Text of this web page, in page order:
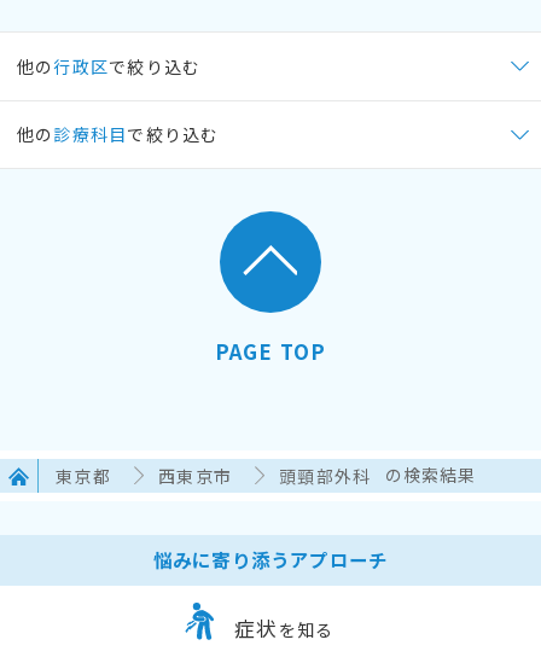
他の行政区で絞り込む
他の 診療科目で絞り込む
PAGE TOP
東京都 西東京市 頭頸部外科 の検索結果
悩みに寄り添うアプローチ
症状 を知る